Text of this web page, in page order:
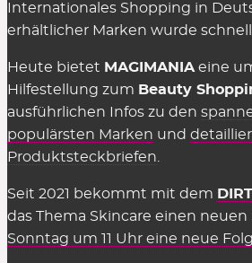
Wir können die Übersicht
vermittelte Verkäufe eine
insofern einige Kriterien
Diese Kosten sind Teil des
Budgets und werden nicht auf
aufgeschlagen (Stichwort:
Gelten Rabattcodes für
Beauty Shops?
Internationales Shopping in
erhältlicher Marken wurde
Heute bietet MAGIMANIA eine
Hilfestellung zum Beauty
ausführlichen Infos zu den
populärsten Marken und
Produktsteckbriefen
Seit 2021 bekommt mit dem
das Thema Skincare einen neuen
Sonntag um 11 Uhr eine neue